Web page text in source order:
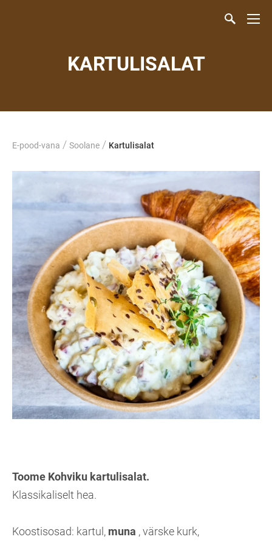
KARTULISALAT
E-pood-vana / Soolane / Kartulisalat
Toome Kohviku kartulisalat.
Klassikaliselt hea.
Koostisosad: kartul, muna , värske kurk,